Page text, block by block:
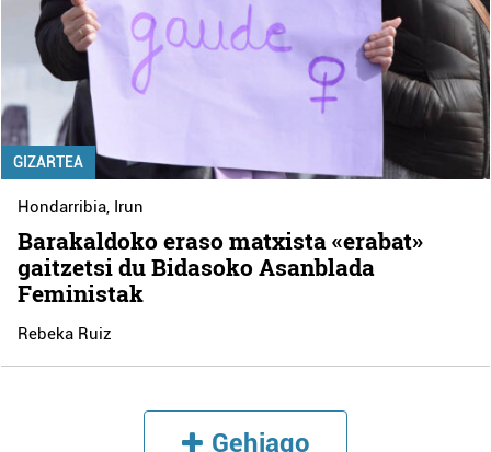
GIZARTEA
Hondarribia, Irun
Barakaldoko eraso matxista «erabat»
gaitzetsi du Bidasoko Asanblada
Feministak
Rebeka Ruiz
Gehiago